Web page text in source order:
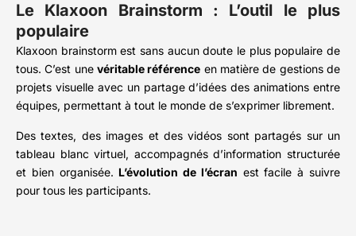
Le Klaxoon Brainstorm : L’outil le plus
populaire
Klaxoon brainstorm est sans aucun doute le plus populaire de
tous. C’est une véritable référence en matière de gestions de
projets visuelle avec un partage d’idées des animations entre
équipes, permettant à tout le monde de s’exprimer librement.
Des textes, des images et des vidéos sont partagés sur un
tableau blanc virtuel, accompagnés d’information structurée
et bien organisée. L’évolution de l’écran est facile à suivre
pour tous les participants.